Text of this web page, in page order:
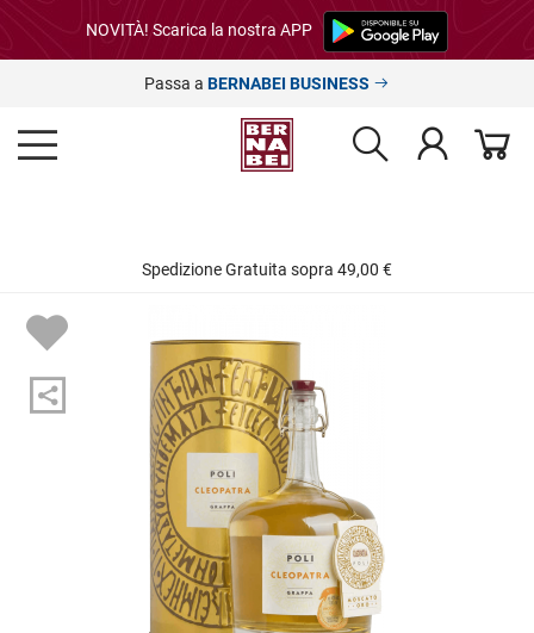
NOVITÀ! Scarica la nostra APP
Passa a BERNABEI BUSINESS
Spedizione Gratuita sopra 49,00 €